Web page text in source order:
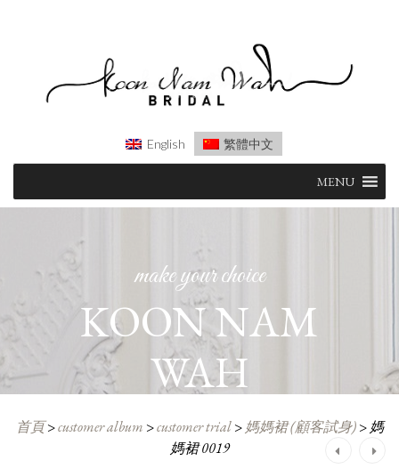
English 繁體中文
content
MENU
make your choice
KOON NAM
WAH
首頁>customer album >customer trial> 媽媽裙 (顧客試身)>媽
媽裙 0019